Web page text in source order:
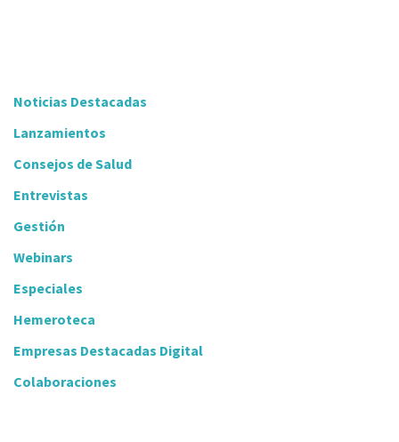
Noticias Destacadas
Lanzamientos
Consejos de Salud
Entrevistas
Gestión
Webinars
Especiales
Hemeroteca
Empresas Destacadas Digital
Colaboraciones